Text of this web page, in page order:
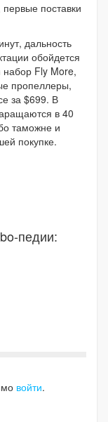
поставки
дальность
обойдется
Fly More,
пропеллеры,
за $699. В
в 40
таможне и
покупке.
педии:
войти.